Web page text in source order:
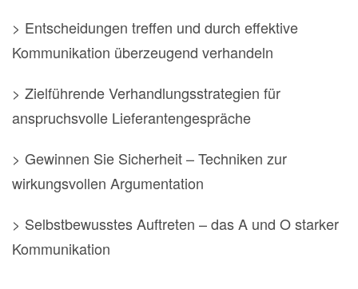
> Entscheidungen treffen und durch effektive
Kommunikation überzeugend verhandeln
> Zielführende Verhandlungsstrategien für
anspruchsvolle Lieferantengespräche
> Gewinnen Sie Sicherheit – Techniken zur
wirkungsvollen Argumentation
> Selbstbewusstes Auftreten – das A und O starker
Kommunikation